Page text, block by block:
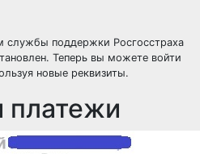
службы поддержки Росгосстраха
Теперь вы можете войти
новые реквизиты.
платежи